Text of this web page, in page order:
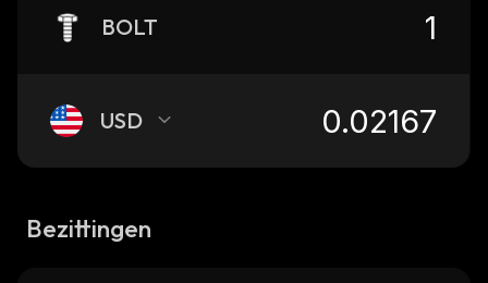
BOLT
USD
Bezittingen